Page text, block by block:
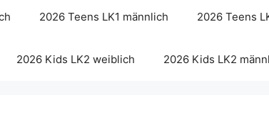
2026 Teens LK1 männlich 2026 Teens
2026 Kids LK2 weiblich 2026 Kids LK2